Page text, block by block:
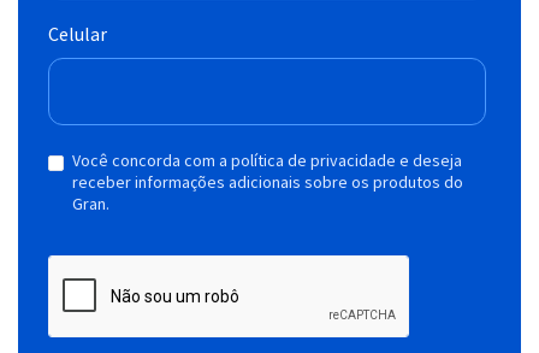
Celular
Você concorda com a política de privacidade e deseja
receber informações adicionais sobre os produtos do
Gran.